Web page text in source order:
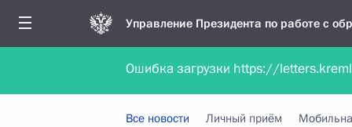
Управление Президента по работе с
Обратиться в форме электронного
Все новости Личный приём
Ошибка загрузки https://